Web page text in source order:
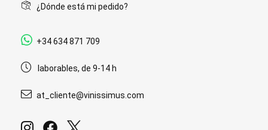
¿Dónde está mi pedido?
+34 634 871 709
laborables, de 9-14 h
at_cliente@vinissimus.com